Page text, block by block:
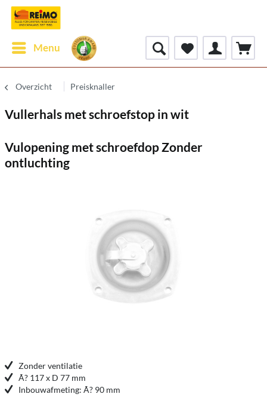
Menu
Overzicht Preisknaller
Vullerhals met schroefstop in wit
Vulopening met schroefdop Zonder
ontluchting
Zonder ventilatie
Ã? 117 x D 77 mm
Inbouwafmeting: Ã? 90 mm